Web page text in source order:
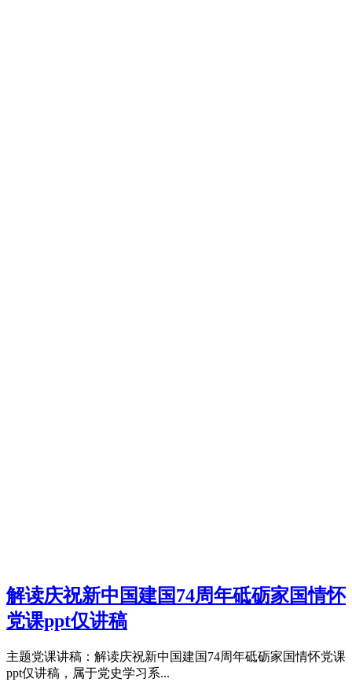
解读庆祝新中国建国74周年砥砺家国情怀
党课ppt仅讲稿
主题党课讲稿：解读庆祝新中国建国74周年砥砺家国情怀党课
ppt仅讲稿，属于党史学习系...